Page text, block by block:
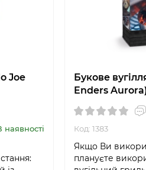
Joe
наявності
Букове
Enders
Код: 1383
Якщо Ви
плануєте